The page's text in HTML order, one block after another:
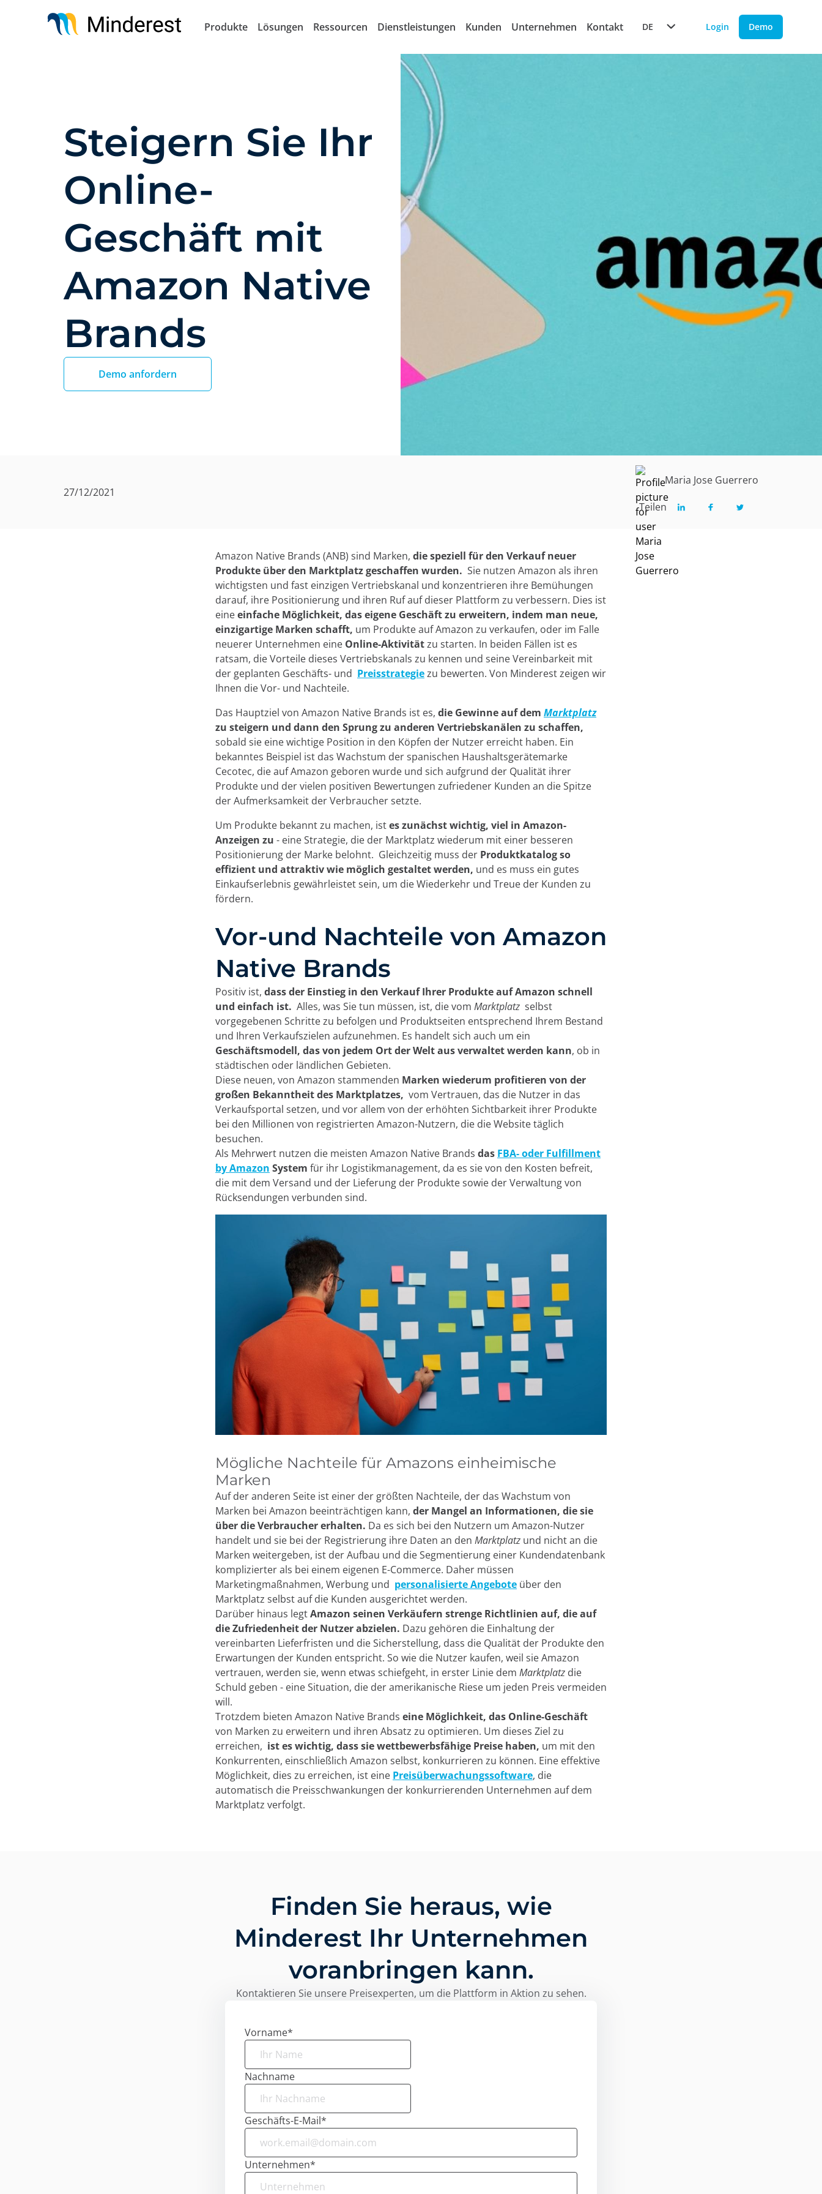
Produkte Lösungen Ressourcen Dienstleistungen Kunden Unternehmen Kontakt DE Login Demo
Steigern Sie Ihr
Online-
Geschäft mit
Amazon Native
Brands
Demo anfordern
27/12/2021
Maria Jose Guerrero
Teilen
Amazon Native Brands (ANB) sind Marken, die speziell für den Verkauf neuer
Produkte über den Marktplatz geschaffen wurden. Sie nutzen Amazon als ihren
wichtigsten und fast einzigen Vertriebskanal und konzentrieren ihre Bemühungen
darauf, ihre Positionierung und ihren Ruf auf dieser Plattform zu verbessern. Dies ist
eineeinfache Möglichkeit, das eigene Geschäft zu erweitern, indem man neue,
einzigartige Marken schafft, um Produkte auf Amazon zu verkaufen, oder im Falle
neuerer Unternehmen eine Online-Aktivitätzu starten. In beiden Fällen ist es
ratsam, die Vorteile dieses Vertriebskanals zu kennen und seine Vereinbarkeit mit
der geplanten Geschäfts- und Preisstrategiezu bewerten. Von Minderest zeigen wir
Ihnen die Vor- und Nachteile.
Das Hauptziel von Amazon Native Brands ist es, die Gewinne auf dem Marktplatz
zu steigern und dann den Sprung zu anderen Vertriebskanälen zu schaffen,
sobald sie eine wichtige Position in den Köpfen der Nutzer erreicht haben. Ein
bekanntes Beispiel ist das Wachstum der spanischen Haushaltsgerätemarke
Cecotec, die auf Amazon geboren wurde und sich aufgrund der Qualität ihrer
Produkte und der vielen positiven Bewertungen zufriedener Kunden an die Spitze
der Aufmerksamkeit der Verbraucher setzte.
Um Produkte bekannt zu machen, istes zunächst wichtig, viel in Amazon-
Anzeigen zu - eine Strategie, die der Marktplatz wiederum mit einer besseren
Positionierung der Marke belohnt. Gleichzeitig muss der Produktkatalog so
effizient und attraktiv wie möglich gestaltet werden, und es muss ein gutes
Einkaufserlebnis gewährleistet sein, um die Wiederkehr und Treue der Kunden zu
fördern.
Vor-und Nachteile von Amazon
Native Brands
Positiv ist, dass der Einstieg in den Verkauf Ihrer Produkte auf Amazon schnell
und einfach ist. Alles, was Sie tun müssen, ist, die vom Marktplatz selbst
vorgegebenen Schritte zu befolgen und Produktseiten entsprechend Ihrem Bestand
und Ihren Verkaufszielen aufzunehmen. Es handelt sich auch um ein
Geschäftsmodell, das von jedem Ort der Welt aus verwaltet werden kann, ob in
städtischen oder ländlichen Gebieten.
Diese neuen, von Amazon stammenden Marken wiederum profitieren von der
großen Bekanntheit des Marktplatzes, vom Vertrauen, das die Nutzer in das
Verkaufsportal setzen, und vor allem von der erhöhten Sichtbarkeit ihrer Produkte
bei den Millionen von registrierten Amazon-Nutzern, die die Website täglich
besuchen.
Als Mehrwert nutzen die meisten Amazon Native Brands das FBA- oder Fulfillment
by Amazon System für ihr Logistikmanagement, da es sie von den Kosten befreit,
die mit dem Versand und der Lieferung der Produkte sowie der Verwaltung von
Rücksendungen verbunden sind.
Mögliche Nachteile für Amazons einheimische
Marken
Auf der anderen Seite ist einer der größten Nachteile, der das Wachstum von
Marken bei Amazon beeinträchtigen kann, der Mangel an Informationen, die sie
über die Verbraucher erhalten. Da es sich bei den Nutzern um Amazon-Nutzer
handelt und sie bei der Registrierung ihre Daten an den Marktplatz und nicht an die
Marken weitergeben, ist der Aufbau und die Segmentierung einer Kundendatenbank
komplizierter als bei einem eigenen E-Commerce. Daher müssen
Marketingmaßnahmen, Werbung und personalisierte Angebote über den
Marktplatz selbst auf die Kunden ausgerichtet werden.
Darüber hinaus legtAmazon seinen Verkäufern strenge Richtlinien auf, die auf
die Zufriedenheit der Nutzer abzielen. Dazu gehören die Einhaltung der
vereinbarten Lieferfristen und die Sicherstellung, dass die Qualität der Produkte den
Erwartungen der Kunden entspricht. So wie die Nutzer kaufen, weil sie Amazon
vertrauen, werden sie, wenn etwas schiefgeht, in erster Linie dem Marktplatz die
Schuld geben - eine Situation, die der amerikanische Riese um jeden Preis vermeiden
will.
Trotzdem bieten Amazon Native Brands eine Möglichkeit, das Online-Geschäft
von Marken zu erweitern und ihren Absatz zu optimieren. Um dieses Ziel zu
erreichen, ist es wichtig, dass sie wettbewerbsfähige Preise haben, um mit den
Konkurrenten, einschließlich Amazon selbst, konkurrieren zu können. Eine effektive
Möglichkeit, dies zu erreichen, ist eine Preisüberwachungssoftware, die
automatisch die Preisschwankungen der konkurrierenden Unternehmen auf dem
Marktplatz verfolgt.
Finden Sie heraus, wie
Minderest Ihr Unternehmen
voranbringen kann.
Kontaktieren Sie unsere Preisexperten, um die Plattform in Aktion zu sehen.
Vorname*
Nachname
Geschäfts-E-Mail*
Unternehmen*
Auf dieser Website verwenden wir Cookies:
Bei Minderest verwenden wir eigene und Drittanbieter-Cookies und/oder ähnliche Technologien, die
Informationen speichern und aufzeichnen, während Sie im Web surfen. Der Zweck dieser
Informationen kann sehr vielfältig sein, von der Verbesserung Ihrer Erfahrung auf der Website durch
Anzeige von Inhalten in Ihrer Sprache oder Empfehlung anderer interessanter Inhalte bis hin zur
werden. Sie können alle Cookies akzeptieren, indem Sie auf die Schaltfläche "Akzeptieren " klicken, sie
über "Cookie-Einstellungen " konfigurieren oder ihre Verwendung ablehnen, indem Sie auf die
Schaltfläche "Ablehnen " klicken. Informationen zu den verschiedenen von uns verwendeten Cookies
unserem Impressum, unserer Datenschutzrichtlinie und unseren Cookie-
Ablehnen Akzeptieren
Cookie-Einstellungen